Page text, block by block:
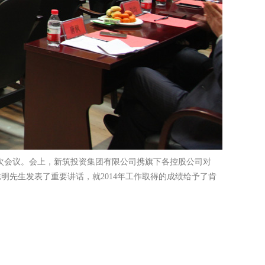
会议。会上，新筑投资集团有限公司携旗下各控股公司对
先生发表了重要讲话，就2014年工作取得的成绩给予了肯